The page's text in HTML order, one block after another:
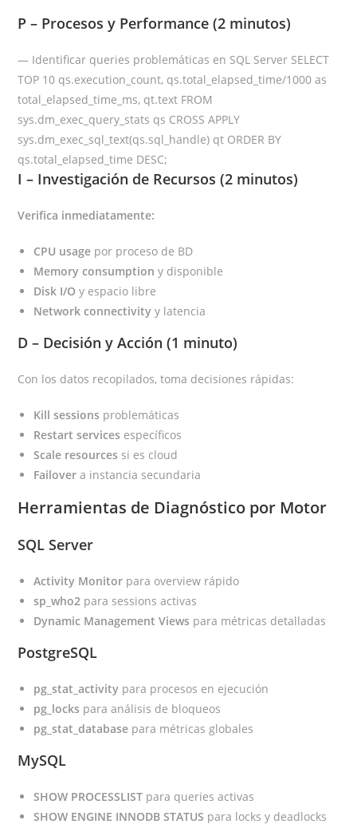
P – Procesos y Performance (2 minutos)
— Identificar queries problemáticas en SQL Server SELECT
TOP 10 qs.execution_count, qs.total_elapsed_time/1000 as
total_elapsed_time_ms, qt.text FROM
sys.dm_exec_query_stats qs CROSS APPLY
sys.dm_exec_sql_text(qs.sql_handle) qt ORDER BY
qs.total_elapsed_time DESC;
I – Investigación de Recursos (2 minutos)
Verifica inmediatamente:
CPU usage por proceso de BD
Memory consumption y disponible
Disk I/O y espacio libre
Network connectivity y latencia
D – Decisión y Acción (1 minuto)
Con los datos recopilados, toma decisiones rápidas:
Kill sessions problemáticas
Restart services específicos
Scale resources si es cloud
Failover a instancia secundaria
Herramientas de Diagnóstico por Motor
SQL Server
Activity Monitor para overview rápido
sp_who2 para sessions activas
Dynamic Management Views para métricas detalladas
PostgreSQL
pg_stat_activity para procesos en ejecución
pg_locks para análisis de bloqueos
pg_stat_database para métricas globales
MySQL
SHOW PROCESSLIST para queries activas
SHOW ENGINE INNODB STATUS para locks y deadlocks